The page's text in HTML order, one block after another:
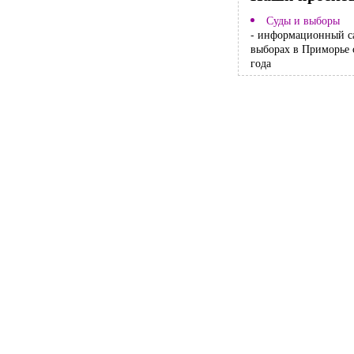
Суды и выборы
- информационный
выборах в Приморье
года